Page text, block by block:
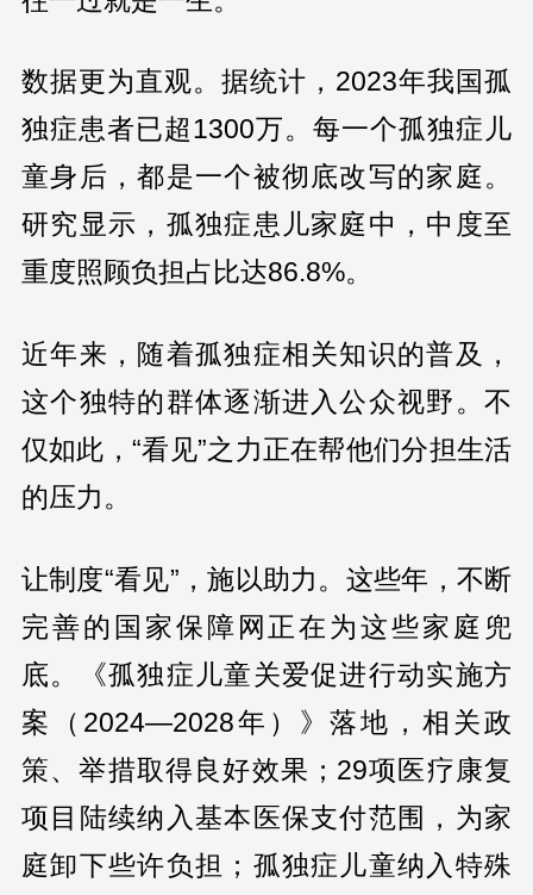
数据更为直观。据统计，2023年我国孤
独症患者已超1300万。每一个孤独症儿
童身后，都是一个被彻底改写的家庭。
研究显示，孤独症患儿家庭中，中度至
重度照顾负担占比达86.8%。
近年来，随着孤独症相关知识的普及，
这个独特的群体逐渐进入公众视野。不
仅如此，“看见”之力正在帮他们分担生活
的压力。
让制度“看见”，施以助力。这些年，不断
完善的国家保障网正在为这些家庭兜
底。《孤独症儿童关爱促进行动实施方
案（2024—2028年）》落地，相关政
策、举措取得良好效果；29项医疗康复
项目陆续纳入基本医保支付范围，为家
庭卸下些许负担；孤独症儿童纳入特殊